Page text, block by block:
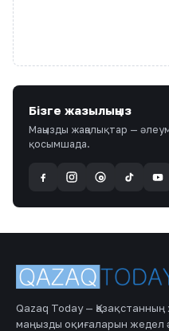
Бізге жазылыңыз
Маңызды жаңалықтар —
қосымшада.
@
Qazaq Today —
маңызды оқиғаларын жедел